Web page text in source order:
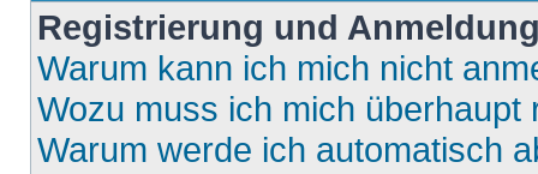
Registrierung und
Warum kann ich mich nicht
Wozu muss ich mich überhaupt
Warum werde ich automatisch